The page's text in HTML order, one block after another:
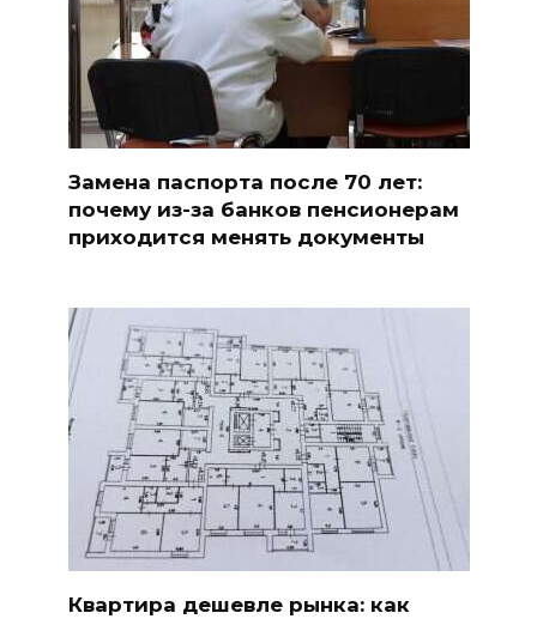
Замена паспорта после 70 лет:
почему из-за банков пенсионерам
приходится менять документы
Квартира дешевле рынка: как